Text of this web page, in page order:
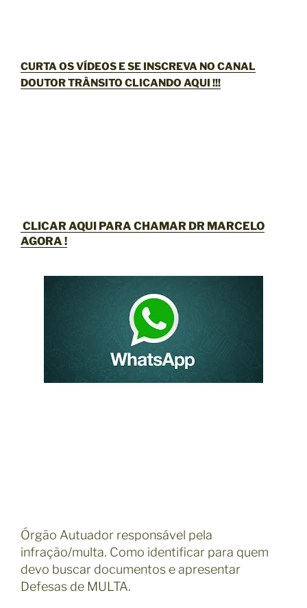
CURTA OS VÍDEOS E SE INSCREVA NO CANAL
DOUTOR TRÂNSITO CLICANDO AQUI !!!
CLICAR AQUI PARA CHAMAR DR MARCELO
AGORA !
Órgão Autuador responsável pela
infração/multa. Como identificar para quem
devo buscar documentos e apresentar
Defesas de MULTA.